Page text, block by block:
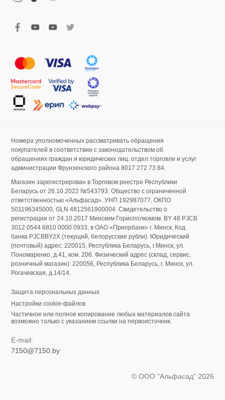
Номера уполномоченных рассматривать обращения
покупателей в соответствии с законодательством об
обращениях граждан и юридических лиц: отдел торговли и услуг
администрации Фрунзенского района 8017 272 73 84.
Магазин зарегистрирован в Торговом реестре Республики
Беларусь от 26.10.2022 №543793. Общество с ограниченной
ответственностью «Альфасад». УНП 192987077, ОКПО
501196345000, GLN 4812561900004. Свидетельство о
регистрации от 24.10.2017 Минским Горисполкомом. BY 48 PJCB
3012 0544 6810 0000 0933, в ОАО «Приорбанк» г. Минск. Код
банка PJCBBY2X (текущий, белорусские рубли). Юридический
(почтовый) адрес: 220015, Республика Беларусь, г.Минск, ул.
Пономаренко, д.41, ком. 206. Физический адрес (склад, сервис,
розничный магазин): 220056, Республика Беларусь, г. Минск, ул.
Рогачевская, д.14/14.
Защита персональных данных
Настройки cookie-файлов
Частичное или полное копирование любых материалов сайта
возможно только с указанием ссылки на первоисточник.
E-mail:
7150@7150.by
© ООО "Альфасад" 2026